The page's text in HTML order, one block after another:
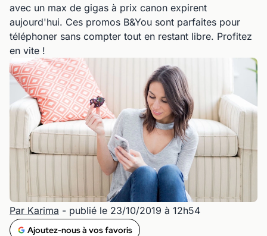
avec un max de gigas à prix canon expirent
aujourd'hui. Ces promos B&You sont parfaites pour
téléphoner sans compter tout en restant libre. Profitez
en vite !
Par Karima - publié le 23/10/2019 à 12h54
Ajoutez-nous à vos favoris